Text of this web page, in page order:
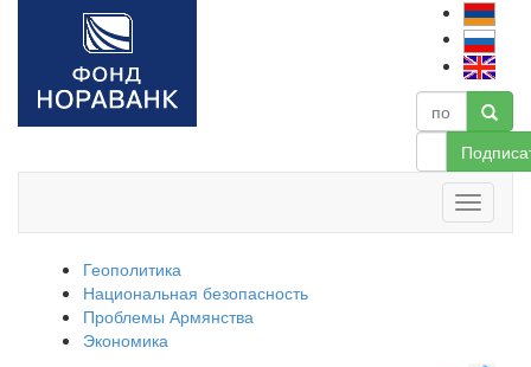
Геополитика
Национальная безопасность
Проблемы Армянства
Экономика